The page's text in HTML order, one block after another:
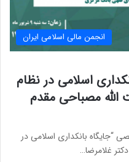
انجمن مالی اسلامی ایران
اسلامی در نظام
الله مصباحی مقدم
بانکداری اسلامی در
غلامرضا…